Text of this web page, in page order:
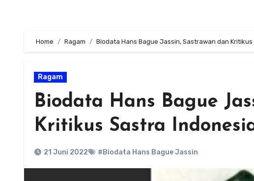
Home Ragam Biodata Hans Bague Jassin, Sastrawan dan
Ragam
Biodata Hans Bague
Kritikus Sastra
21 Juni 2022 #Biodata Hans Bague Jassin